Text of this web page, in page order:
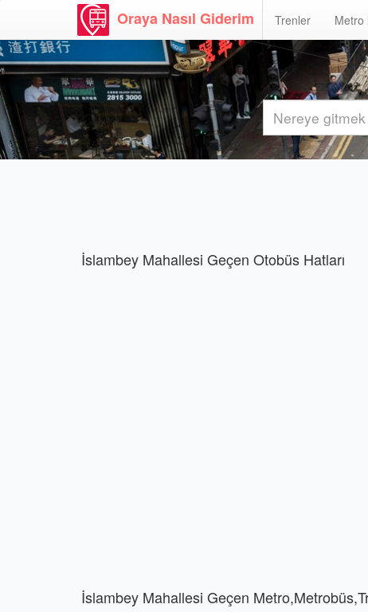
Oraya Nasıl Giderim Trenler Metro
İslambey Mahallesi Geçen Otobüs Hatları
İslambey Mahallesi Geçen